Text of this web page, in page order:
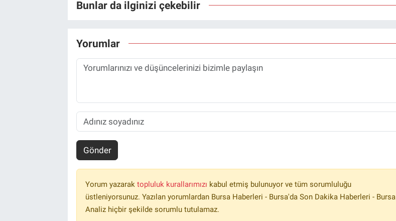
Bunlar da ilginizi çekebilir
Yorumlar
Gönder
Yorum yazarak topluluk kurallarımızı kabul etmiş bulunuyor ve tüm sorumluluğu
üstleniyorsunuz. Yazılan yorumlardan Bursa Haberleri - Bursa'da Son Dakika Haberleri - Bursa
Analiz hiçbir şekilde sorumlu tutulamaz.